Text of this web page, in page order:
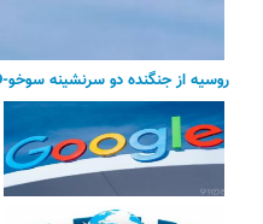
روسیه از جنگنده دو سرنشینه سوخو-57D رونمایی کرد